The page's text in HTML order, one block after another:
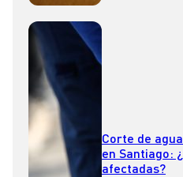
Corte de
en Santiago:
afectadas?